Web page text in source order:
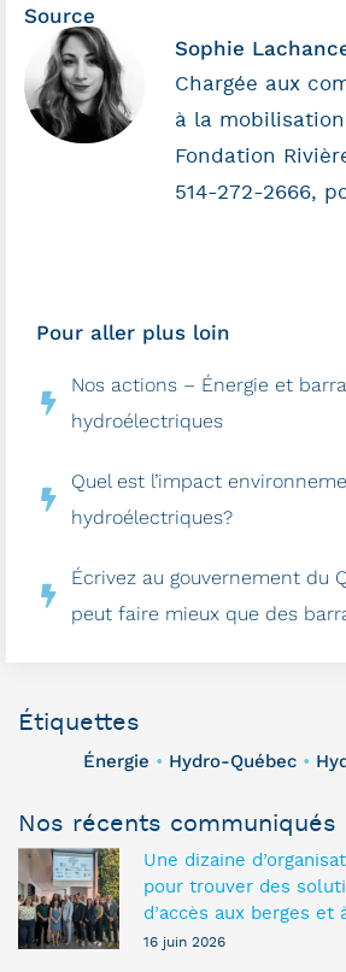
Source
Sophie
Chargée aux
à la mobilisation
Fondation
514-272-2666,
Pour aller plus loin
Nos actions – Énergie et
hydroélectriques
Quel est l’impact
hydroélectriques?
Écrivez au gouvernement du
peut faire mieux que des
Étiquettes
Énergie • Hydro-Québec •
Nos récents communiqués
Une dizaine
pour trouver des
d’accès aux berges et
16 juin 2026